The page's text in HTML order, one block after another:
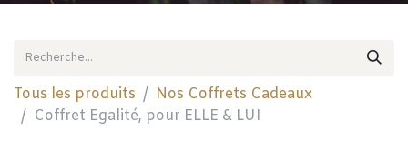
Tous les produits
Nos Coffrets Cadeaux
Coffret Egalité, pour ELLE & LUI